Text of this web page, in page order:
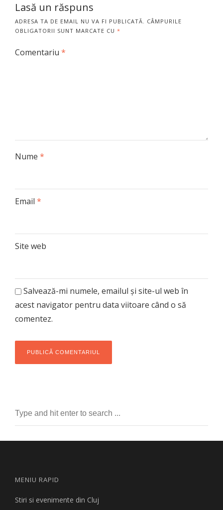
Lasă un răspuns
ADRESA TA DE EMAIL NU VA FI PUBLICATĂ. CÂMPURILE
OBLIGATORII SUNT MARCATE CU *
Comentariu *
Nume *
Email *
Site web
Salvează-mi numele, emailul și site-ul web în
acest navigator pentru data viitoare când o să
comentez.
MENIU RAPID
Stiri si evenimente din Cluj